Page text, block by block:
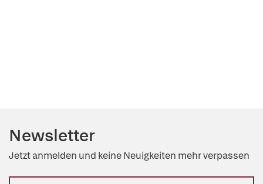
Newsletter
Jetzt anmelden und keine Neuigkeiten mehr verpassen